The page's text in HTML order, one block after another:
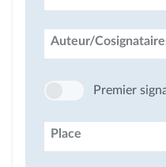
Auteur/
Premier
Place